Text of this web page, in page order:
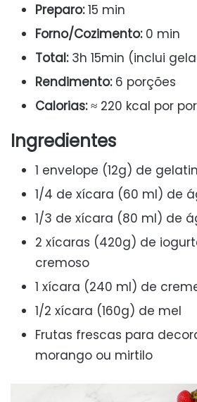
Preparo:15 min
Forno/Cozimento:0 min
Total:3h 15min (inclui
Rendimento:6 porções
Calorias:≈ 220 kcal por
Ingredientes
1 envelope (12g) de
1/4 de xícara (60 ml) de
1/3 de xícara (80 ml) de
2 xícaras (420g) de
cremoso
1 xícara (240 ml) de
1/2 xícara (160g) de mel
Frutas frescas para
morango ou mirtilo